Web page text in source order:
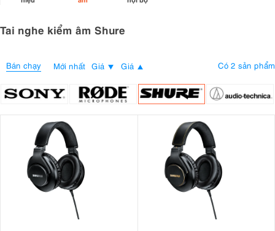
Tai nghe kiểm âm Shure
Bán chạy Mới nhất Giá Giá Có 2 sản phẩm